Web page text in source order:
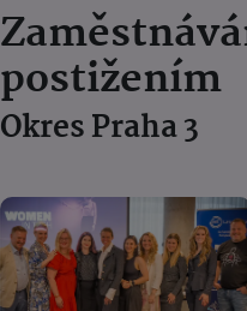
postižením
Okres Praha 3